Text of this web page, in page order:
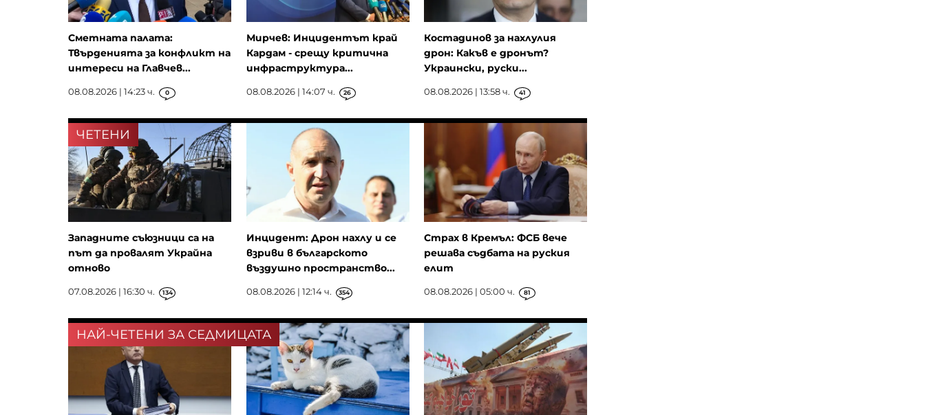
Сметната палата:
Твърденията за конфликт на
интереси на Главчев...
08.08.2026 | 14:23 ч. 0
Мирчев: Инцидентът край
Кардам - срещу критична
инфраструктура...
08.08.2026 | 14:07 ч. 26
Костадинов за нахлулия
дрон: Какъв е дронът?
Украински, руски...
08.08.2026 | 13:58 ч. 41
ЧЕТЕНИ
Западните съюзници са на
път да провалят Украйна
отново
07.08.2026 | 16:30 ч. 134
Инцидент: Дрон нахлу и се
взриви в българското
въздушно пространство...
08.08.2026 | 12:14 ч. 354
Страх в Кремъл: ФСБ вече
решава съдбата на руския
елит
08.08.2026 | 05:00 ч. 81
НАЙ-ЧЕТЕНИ ЗА СЕДМИЦАТА